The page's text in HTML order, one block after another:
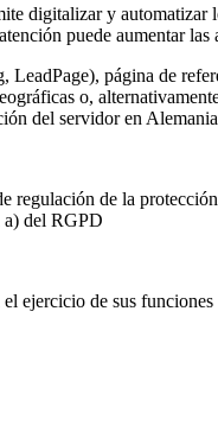
digitalizar y
puede aumentar
página de
o,
del servidor en Alemania
de la
a) del RGPD
el ejercicio de sus funciones